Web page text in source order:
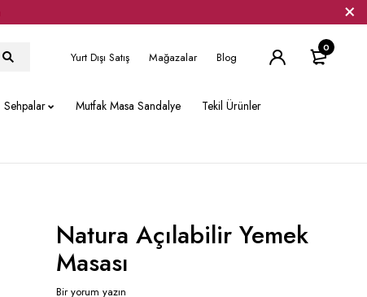
Yurt Dışı Satış Mağazalar Blog
0
Sehpalar Mutfak Masa Sandalye
Tekil Ürünler
Natura Açılabilir Yemek
Masası
Bir yorum yazın